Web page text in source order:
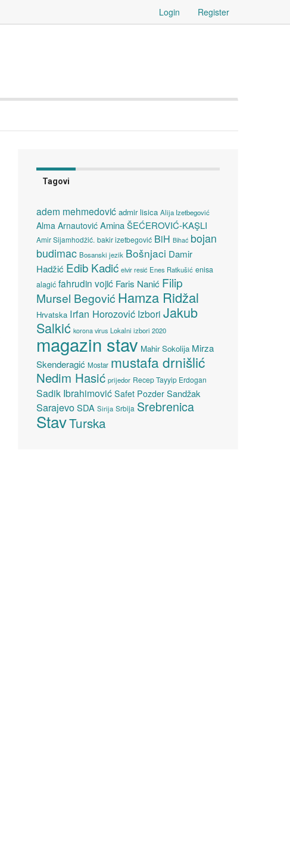
Login Register
Tagovi
adem mehmedović admir lisica Alija Izetbegović
Alma Arnautović Amina ŠEĆEROVIĆ-KAŞLI
Amir Sijamhodžić. bakir izetbegović BiH Bihać bojan
budimac Bosanski jezik Bošnjaci Damir
Hadžić Edib Kadić elvir resić Enes Ratkušić enisa
alagić fahrudin vojić Faris Nanić Filip
Mursel Begović Hamza Ridžal
Hrvatska Irfan Horozović Izbori Jakub
Salkić korona virus Lokalni izbori 2020
magazin stav Mahir Sokolija Mirza
Skenderagić Mostar mustafa drnišlić
Nedim Hasić prijedor Recep Tayyip Erdogan
Sadik Ibrahimović Safet Pozder Sandžak
SarajevoSDA Sirija Srbija Srebrenica
StavTurska